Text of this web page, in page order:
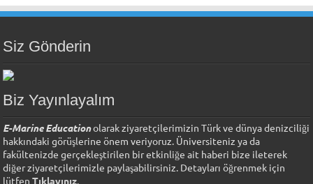
Siz Gönderin
Biz Yayınlayalım
E-Marine Educationolarak ziyaretçilerimizin Türk ve dünya denizciliği
hakkındaki görüşlerine önem veriyoruz. Üniversiteniz ya da
fakültenizde gerçekleştirilen bir etkinliğe ait haberi bize ileterek
diğer ziyaretçilerimizle paylaşabilirsiniz. Detayları öğrenmek için
lütfenTıklayınız.